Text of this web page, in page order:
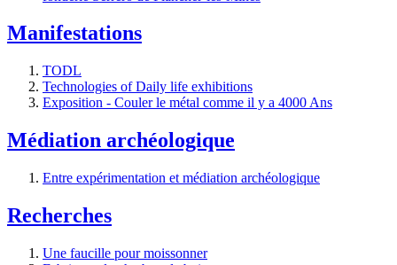
Manifestations
TODL
Technologies of Daily life exhibitions
Exposition - Couler le métal comme il y a 4000 Ans
Médiation archéologique
Entre expérimentation et médiation archéologique
Recherches
Une faucille pour moissonner